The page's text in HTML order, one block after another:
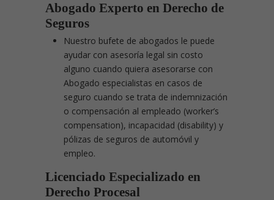
Abogado Experto en Derecho de
Seguros
Nuestro bufete de abogados le puede
ayudar con asesoría legal sin costo
alguno cuando quiera asesorarse con
Abogado especialistas en casos de
seguro cuando se trata de indemnización
o compensación al empleado (worker’s
compensation), incapacidad (disability) y
pólizas de seguros de automóvil y
empleo.
Licenciado Especializado en
Derecho Procesal